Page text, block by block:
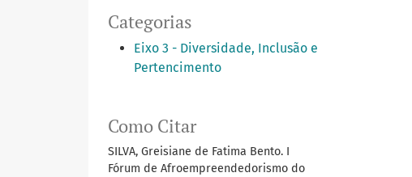
Categorias
Eixo 3 - Diversidade, Inclusão e
Pertencimento
Como Citar
SILVA, Greisiane de Fatima Bento. I
Fórum de Afroempreendedorismo do